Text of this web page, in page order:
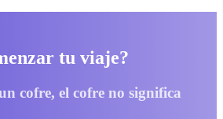
tu viaje?
cofre, el cofre no significa